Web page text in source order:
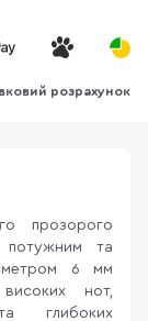
розрахунок
прозорого
та
6 мм
нот,
глибоких